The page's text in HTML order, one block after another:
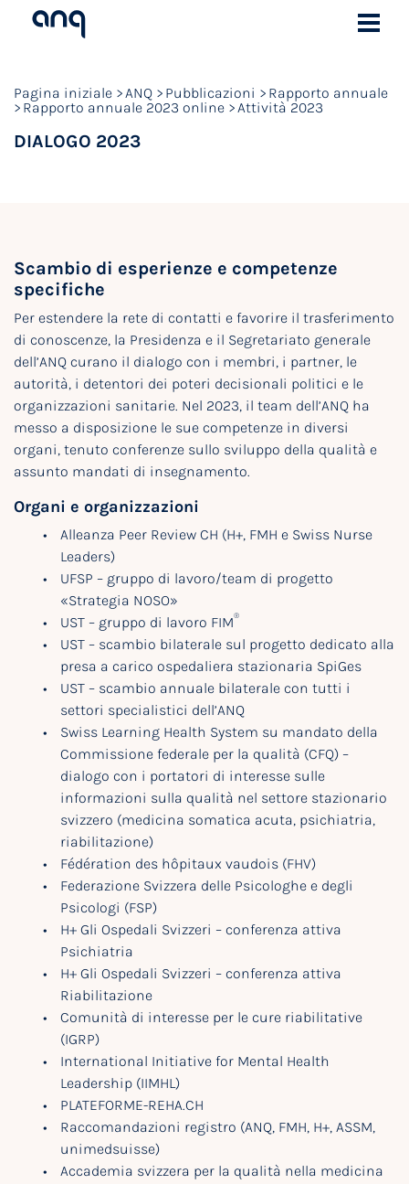
Pagina iniziale ANQ Pubblicazioni
Rapporto annuale
Rapporto annuale 2023 online
Attività 2023
DIALOGO 2023
Scambio di esperienze e competenze
specifiche
Per estendere la rete di contatti e favorire il trasferimento
di conoscenze, la Presidenza e il Segretariato generale
dell’ANQ curano il dialogo con i membri, i partner, le
autorità, i detentori dei poteri decisionali politici e le
organizzazioni sanitarie. Nel 2023, il team dell’ANQ ha
messo a disposizione le sue competenze in diversi
organi, tenuto conferenze sullo sviluppo della qualità e
assunto mandati di insegnamento.
Organi e organizzazioni
Alleanza Peer Review CH (H+, FMH e Swiss Nurse
Leaders)
UFSP – gruppo di lavoro/team di progetto
«Strategia NOSO»
UST – gruppo di lavoro FIM®
UST – scambio bilaterale sul progetto dedicato alla
presa a carico ospedaliera stazionaria SpiGes
UST – scambio annuale bilaterale con tutti i
settori specialistici dell’ANQ
Swiss Learning Health System su mandato della
Commissione federale per la qualità (CFQ) –
dialogo con i portatori di interesse sulle
informazioni sulla qualità nel settore stazionario
svizzero (medicina somatica acuta, psichiatria,
riabilitazione)
Fédération des hôpitaux vaudois (FHV)
Federazione Svizzera delle Psicologhe e degli
Psicologi (FSP)
H+ Gli Ospedali Svizzeri – conferenza attiva
Psichiatria
H+ Gli Ospedali Svizzeri – conferenza attiva
Riabilitazione
Comunità di interesse per le cure riabilitative
(IGRP)
International Initiative for Mental Health
Leadership (IIMHL)
PLATEFORME-REHA.CH
Raccomandazioni registro (ANQ, FMH, H+, ASSM,
unimedsuisse)
Accademia svizzera per la qualità nella medicina